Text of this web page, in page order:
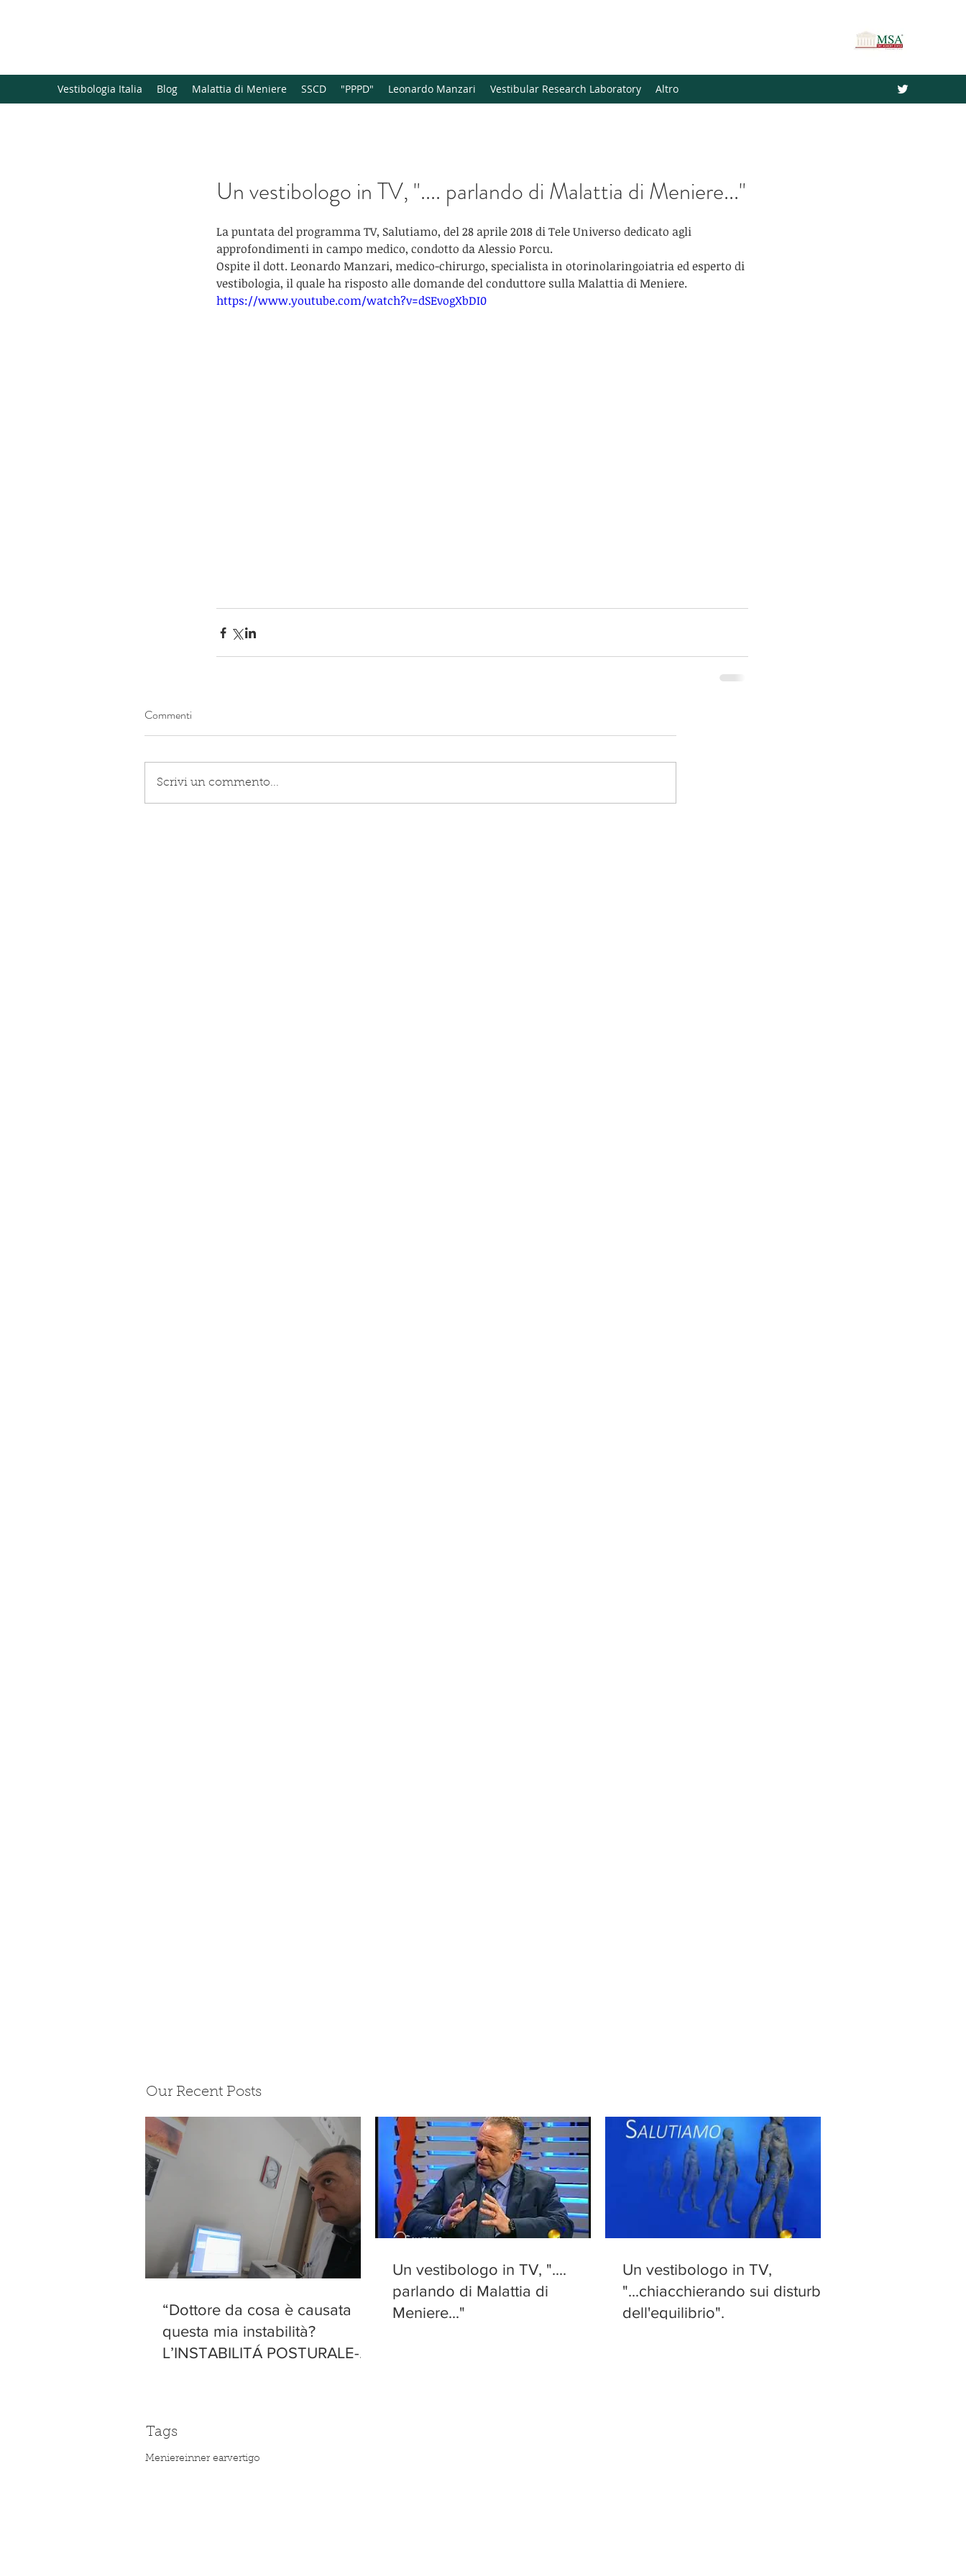
Vestibologia Italia Blog Malattia di Meniere SSCD "PPPD" Leonardo Manzari Vestibular Research Laboratory Altro
Our Recent Posts
“Dottore da cosa è causata
questa mia instabilità?
L’INSTABILITÁ POSTURALE-
Un vestibologo in TV, "....
parlando di Malattia di
Meniere..."
Un vestibologo in TV,
"...chiacchierando sui disturbi
dell'equilibrio".
Tags
Meniereinner earvertigo
Un vestibologo in TV, ".... parlando di Malattia di Meniere..."
La puntata del programma TV, Salutiamo, del 28 aprile 2018 di Tele Universo dedicato agli
approfondimenti in campo medico, condotto da Alessio Porcu.
Ospite il dott. Leonardo Manzari, medico-chirurgo, specialista in otorinolaringoiatria ed esperto di
vestibologia, il quale ha risposto alle domande del conduttore sulla Malattia di Meniere.
https://www.youtube.com/watch?v=dSEvogXbDI0
Commenti
Scrivi un commento...